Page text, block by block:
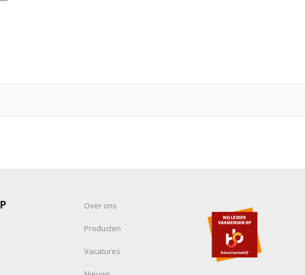
Over ons
Producten
Vacatures